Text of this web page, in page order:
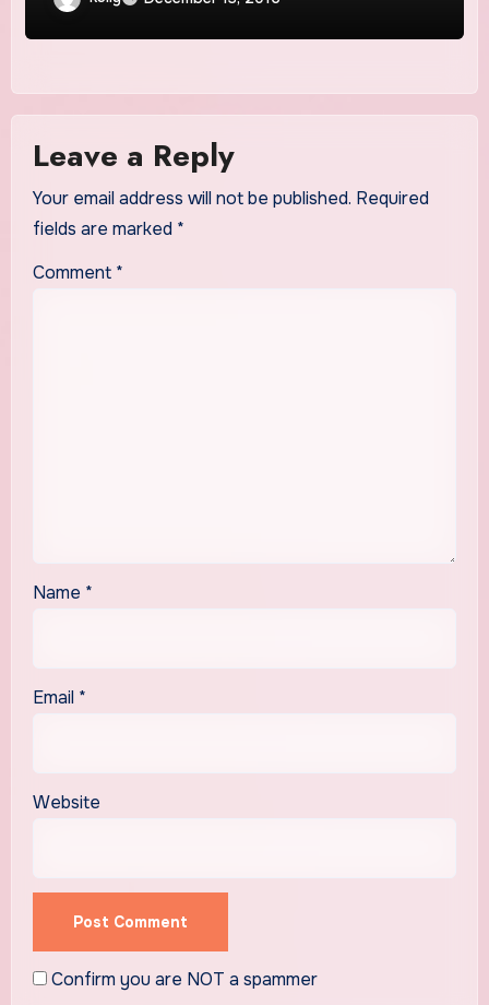
Leave a Reply
Your email address will not be published. Required
fields are marked *
Comment *
Name *
Email *
Website
Confirm you are NOT a spammer